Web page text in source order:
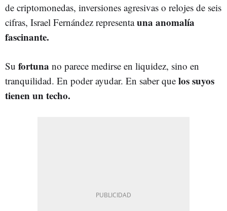
de criptomonedas, inversiones agresivas o relojes de seis
cifras, Israel Fernández representauna anomalía
fascinante.
Su fortuna no parece medirse en liquidez, sino en
tranquilidad. En poder ayudar. En saber que los suyos
tienen un techo.